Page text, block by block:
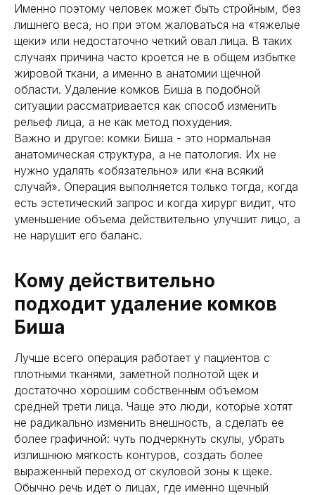
Именно поэтому человек может быть стройным, без
лишнего веса, но при этом жаловаться на «тяжелые
щеки» или недостаточно четкий овал лица. В таких
случаях причина часто кроется не в общем избытке
жировой ткани, а именно в анатомии щечной
области. Удаление комков Биша в подобной
ситуации рассматривается как способ изменить
рельеф лица, а не как метод похудения.
Важно и другое: комки Биша - это нормальная
анатомическая структура, а не патология. Их не
нужно удалять «обязательно» или «на всякий
случай». Операция выполняется только тогда, когда
есть эстетический запрос и когда хирург видит, что
уменьшение объема действительно улучшит лицо, а
не нарушит его баланс.
Кому действительно
подходит удаление комков
Биша
Лучше всего операция работает у пациентов с
плотными тканями, заметной полнотой щек и
достаточно хорошим собственным объемом
средней трети лица. Чаще это люди, которые хотят
не радикально изменить внешность, а сделать ее
более графичной: чуть подчеркнуть скулы, убрать
излишнюю мягкость контуров, создать более
выраженный переход от скуловой зоны к щеке.
Обычно речь идет о лицах, где именно щечный